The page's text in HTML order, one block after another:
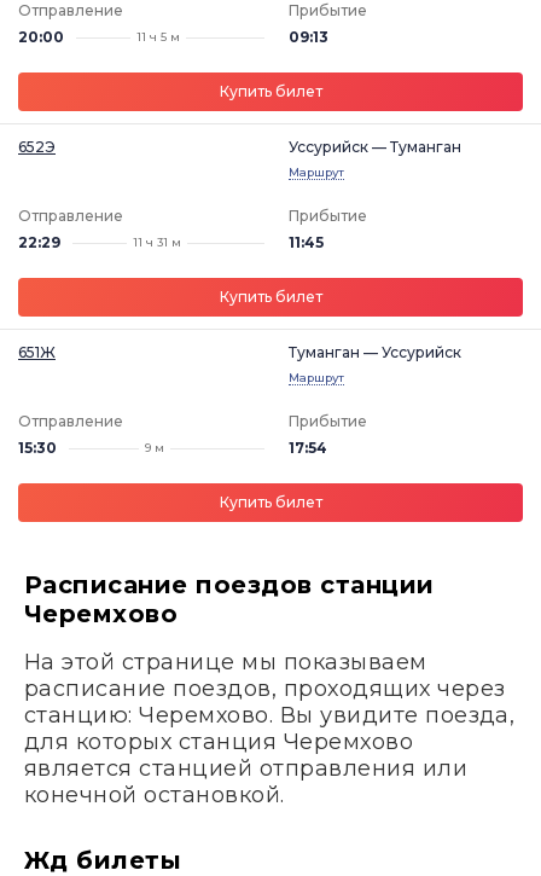
Отправление
20:00
11 ч 5 м
Прибытие
09:13
Купить билет
652Э Уссурийск — Туманган
Маршрут
Отправление
22:29
11 ч 31 м
Прибытие
11:45
Купить билет
651Ж Туманган — Уссурийск
Маршрут
Отправление
15:30
9 м
Прибытие
17:54
Купить билет
Расписание поездов станции
Черемхово
На этой странице мы показываем
расписание поездов, проходящих через
станцию: Черемхово. Вы увидите поезда,
для которых станция Черемхово
является станцией отправления или
конечной остановкой.
Жд билеты